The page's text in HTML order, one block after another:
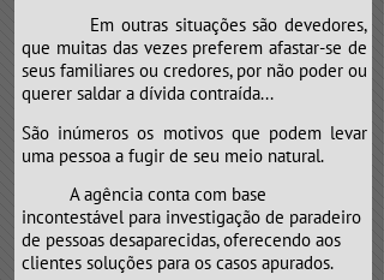
Em outras situações são devedores,
que muitas das vezes preferem afastar-se de
seus familiares ou credores, por não poder ou
querer saldar a dívida contraída...
São inúmeros os motivos que podem levar
uma pessoa a fugir de seu meio natural.
​​​​​​​A agência conta com base
incontestável para investigação de paradeiro
de pessoas desaparecidas, oferecendo aos
clientes soluções para os casos apurados.